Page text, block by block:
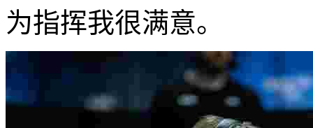
为指挥我很满意。